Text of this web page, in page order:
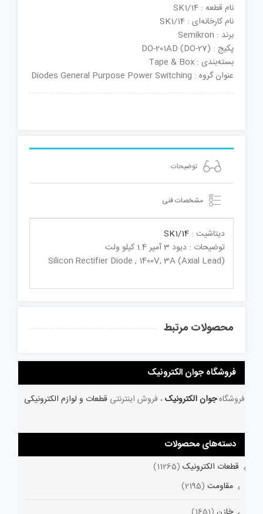
نام قطعه : SK1/14
نام کارخانه‌ای : SK1/14
برند : Semikron
پکیج : DO-201AD (DO-27)
بسته‌بندی : Tape & Box
عنوان گروه : Diodes General Purpose Power Switching
توضیحات
مشخصات فنی
دیتاشیت : SK1/14
توضیحات : دیود 3 آمپر 1.4 کیلو ولت
Silicon Rectifier Diode ; 1400V, 3A (Axial Lead)
محصولات مرتبط
فروشگاه جوان الکترونیک
فروشگاهجوان الکترونیک ، فروش اینترنتی قطعات و لوازم الکترونیکی
دسته‌های محصولات
قطعات الکترونیک (11265)
مقاومت (2195)